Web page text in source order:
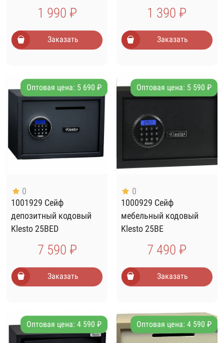
1 990 ₽
Заказать
1 390 ₽
Заказать
Оптовая цена: 5 690 ₽
0
1001929 Сейф
депозитный кодовый
Klesto 25BED
7 590 ₽
Заказать
Оптовая цена: 5 590 ₽
0
1000929 Сейф
мебельный кодовый
Klesto 25BE
7 490 ₽
Заказать
Оптовая цена: 4 590 ₽ Оптовая цена: 4 590 ₽